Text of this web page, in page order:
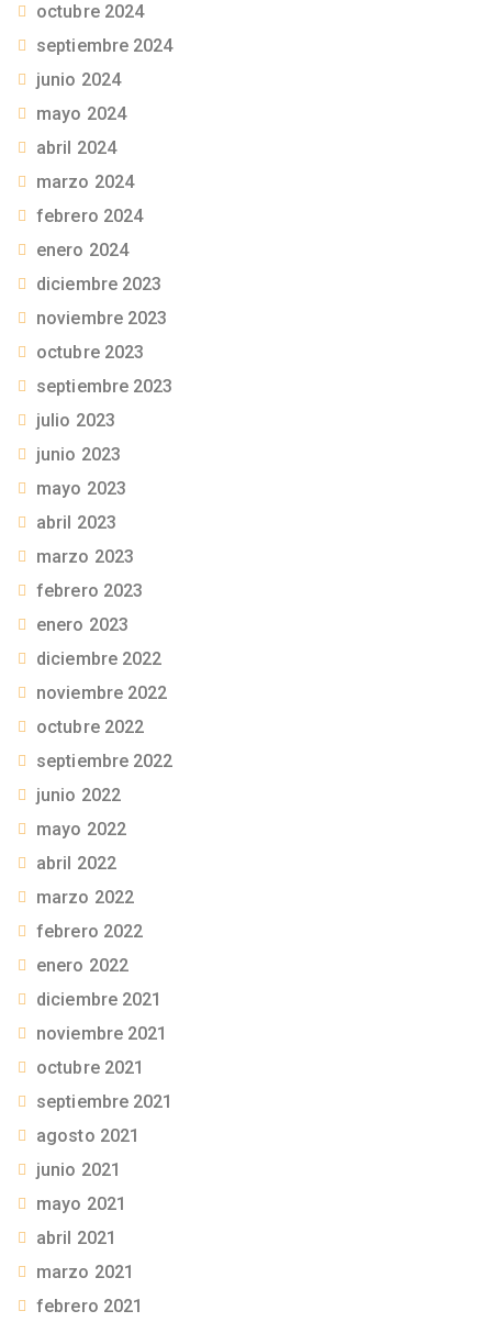
octubre 2024
septiembre 2024
junio 2024
mayo 2024
abril 2024
marzo 2024
febrero 2024
enero 2024
diciembre 2023
noviembre 2023
octubre 2023
septiembre 2023
julio 2023
junio 2023
mayo 2023
abril 2023
marzo 2023
febrero 2023
enero 2023
diciembre 2022
noviembre 2022
octubre 2022
septiembre 2022
junio 2022
mayo 2022
abril 2022
marzo 2022
febrero 2022
enero 2022
diciembre 2021
noviembre 2021
octubre 2021
septiembre 2021
agosto 2021
junio 2021
mayo 2021
abril 2021
marzo 2021
febrero 2021